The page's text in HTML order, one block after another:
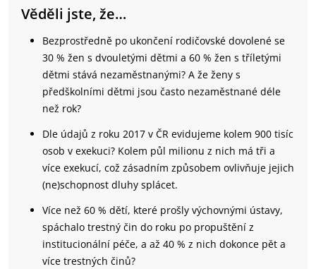
Věděli jste, že…
Bezprostředně po ukončení rodičovské dovolené se
30 % žen s dvouletými dětmi a 60 % žen s tříletými
dětmi stává nezaměstnanými? A že ženy s
předškolními dětmi jsou často nezaměstnané déle
než rok?
Dle údajů z roku 2017 v ČR evidujeme kolem 900 tisíc
osob v exekuci? Kolem půl milionu z nich má tři a
více exekucí, což zásadním způsobem ovlivňuje jejich
(ne)schopnost dluhy splácet.
Více než 60 % dětí, které prošly výchovnými ústavy,
spáchalo trestný čin do roku po propuštění z
institucionální péče, a až 40 % z nich dokonce pět a
více trestných činů?